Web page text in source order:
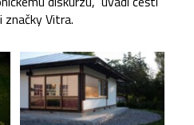
značky Vitra.